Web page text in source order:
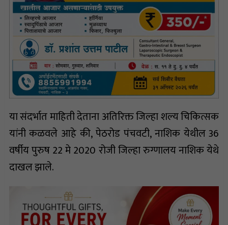
या संदर्भात माहिती देताना अतिरिक्त जिल्हा शल्य चिकित्सक
यांनी कळवले आहे की, पेठरोड पंचवटी, नाशिक येथील 36
वर्षीय पुरुष 22 मे 2020 रोजी जिल्हा रुग्णालय नाशिक येथे
दाखल झाले.